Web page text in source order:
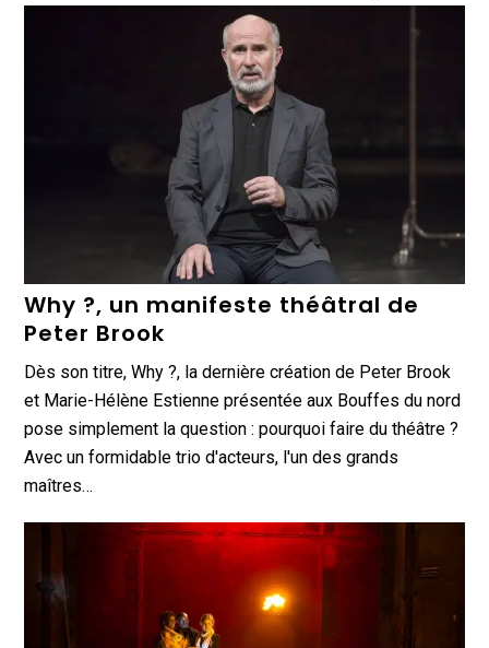
Why ?, un manifeste théâtral de
Peter Brook
Dès son titre, Why ?, la dernière création de Peter Brook
et Marie-Hélène Estienne présentée aux Bouffes du nord
pose simplement la question : pourquoi faire du théâtre ?
Avec un formidable trio d'acteurs, l'un des grands
maîtres…